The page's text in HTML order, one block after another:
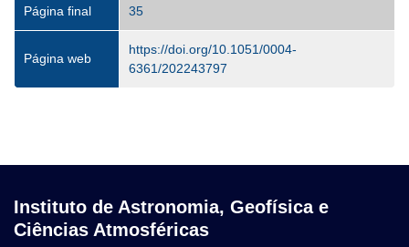
Página final 35
Página web
https://doi.org/10.1051/0004-
6361/202243797
Instituto de Astronomia, Geofísica e
Ciências Atmosféricas